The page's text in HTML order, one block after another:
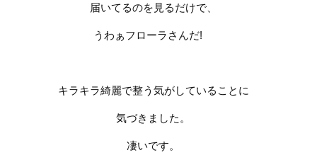
届いてるのを見るだけで、
うわぁフローラさんだ!
キラキラ綺麗で整う気がしていることに
気づきました。
凄いです。